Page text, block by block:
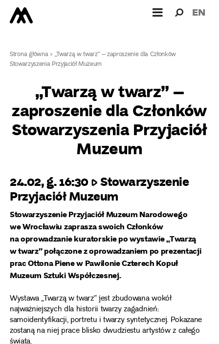
dla: EN
Strona główna>„Twarzą w twarz” – zaproszenie dla Członków
Stowarzyszenia Przyjaciół Muzeum
„Twarzą w twarz” –
zaproszenie dla Członków
Stowarzyszenia Przyjaciół
Muzeum
24.02, g. 16:30 ▷ Stowarzyszenie
Przyjaciół Muzeum
Stowarzyszenie Przyjaciół Muzeum Narodowego
we Wrocławiu zaprasza swoich Członków
na oprowadzanie kuratorskie po wystawie „Twarzą
w twarz” połączone z oprowadzaniem po prezentacji
prac Ottona Piene w Pawilonie Czterech Kopuł
Muzeum Sztuki Współczesnej.
Wystawa „Twarzą w twarz” jest zbudowana wokół
najważniejszych dla historii twarzy zagadnień:
samoidentyfikacji, portretu i twarzy syntetycznej. Pokazane
zostaną na niej prace blisko dwudziestu artystów z całego